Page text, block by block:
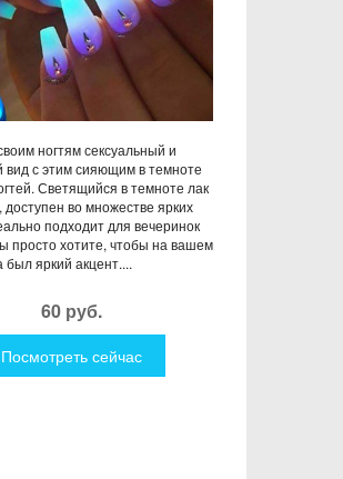
ногтям сексуальный и
с этим сияющим в темноте
Светящийся в темноте лак
доступен во множестве ярких
подходит для вечеринок
просто хотите, чтобы на вашем
был яркий акцент....
60 руб.
Посмотреть сейчас